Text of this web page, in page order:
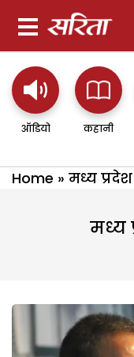
ऑडियो कहानी
Home » मध्य
मध्य